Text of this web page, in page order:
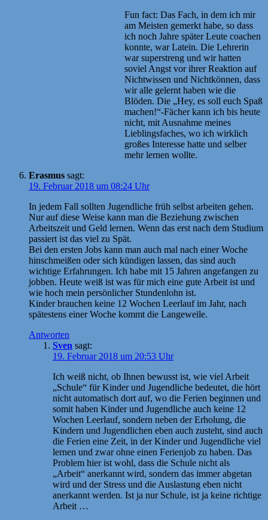
Fun fact: Das Fach, in dem ich mir
am Meisten gemerkt habe, so dass
ich noch Jahre später Leute coachen
konnte, war Latein. Die Lehrerin
war superstreng und wir hatten
soviel Angst vor ihrer Reaktion auf
Nichtwissen und Nichtkönnen, dass
wir alle gelernt haben wie die
Blöden. Die „Hey, es soll euch Spaß
machen!“-Fächer kann ich bis heute
nicht, mit Ausnahme meines
Lieblingsfaches, wo ich wirklich
großes Interesse hatte und selber
mehr lernen wollte.
Erasmus sagt:
19. Februar 2018 um 08:24 Uhr
In jedem Fall sollten Jugendliche früh selbst arbeiten gehen.
Nur auf diese Weise kann man die Beziehung zwischen
Arbeitszeit und Geld lernen. Wenn das erst nach dem Studium
passiert ist das viel zu Spät.
Bei den ersten Jobs kann man auch mal nach einer Woche
hinschmeißen oder sich kündigen lassen, das sind auch
wichtige Erfahrungen. Ich habe mit 15 Jahren angefangen zu
jobben. Heute weiß ist was für mich eine gute Arbeit ist und
wie hoch mein persönlicher Stundenlohn ist.
Kinder brauchen keine 12 Wochen Leerlauf im Jahr, nach
spätestens einer Woche kommt die Langeweile.
Antworten
Sven sagt:
19. Februar 2018 um 20:53 Uhr
Ich weiß nicht, ob Ihnen bewusst ist, wie viel Arbeit
„Schule“ für Kinder und Jugendliche bedeutet, die hört
nicht automatisch dort auf, wo die Ferien beginnen und
somit haben Kinder und Jugendliche auch keine 12
Wochen Leerlauf, sondern neben der Erholung, die
Kindern und Jugendlichen eben auch zusteht, sind auch
die Ferien eine Zeit, in der Kinder und Jugendliche viel
lernen und zwar ohne einen Ferienjob zu haben. Das
Problem hier ist wohl, dass die Schule nicht als
„Arbeit“ anerkannt wird, sondern das immer abgetan
wird und der Stress und die Auslastung eben nicht
anerkannt werden. Ist ja nur Schule, ist ja keine richtige
Arbeit …